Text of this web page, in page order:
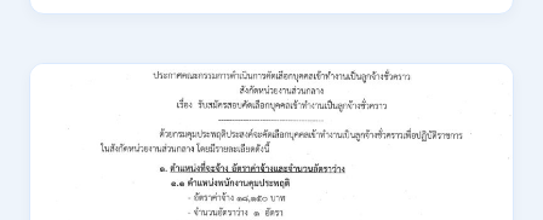
กรรมการ
ที่ดิน
แห่ง
ชาติ
(สคทช.)
เปิด
รับ
สมัคร